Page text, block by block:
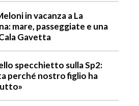
in vacanza a La
mare, passeggiate e una
Gavetta
specchietto sulla Sp2:
perché nostro figlio ha